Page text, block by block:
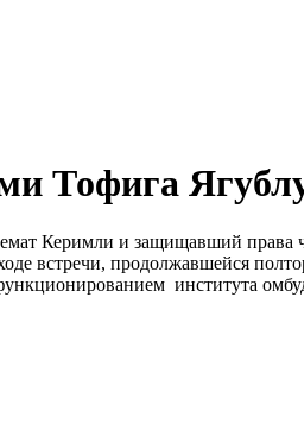
Тофига
Керимли и защищавший
встречи, продолжавшейся
института